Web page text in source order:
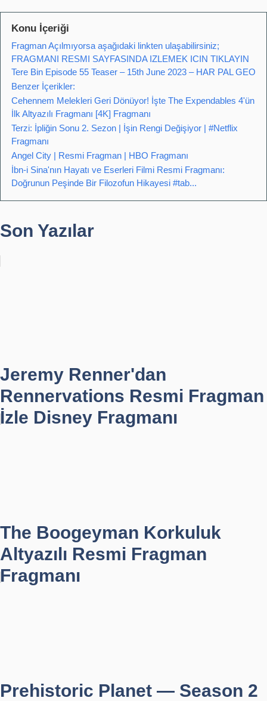
Konu İçeriği
Fragman Açılmıyorsa aşağıdaki linkten ulaşabilirsiniz;
FRAGMANI RESMI SAYFASINDA IZLEMEK ICIN TIKLAYIN
Tere Bin Episode 55 Teaser – 15th June 2023 – HAR PAL GEO
Benzer İçerikler:
Cehennem Melekleri Geri Dönüyor! İşte The Expendables 4'ün
İlk Altyazılı Fragmanı [4K] Fragmanı
Terzi: İpliğin Sonu 2. Sezon | İşin Rengi Değişiyor | #Netflix
Fragmanı
Angel City | Resmi Fragman | HBO Fragmanı
İbn-i Sina'nın Hayatı ve Eserleri Filmi Resmi Fragmanı:
Doğrunun Peşinde Bir Filozofun Hikayesi #tab...
Son Yazılar
Jeremy Renner'dan
Rennervations Resmi Fragman
İzle Disney Fragmanı
The Boogeyman Korkuluk
Altyazılı Resmi Fragman
Fragmanı
Prehistoric Planet — Season 2